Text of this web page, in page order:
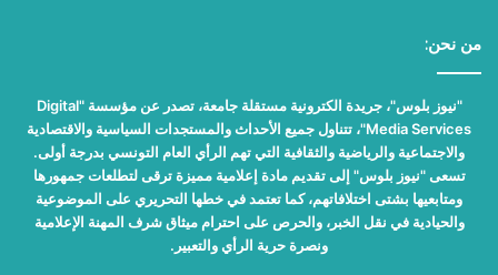
من نحن:
"نيوز بلوس"، جريدة الكترونية مستقلة جامعة، تصدر عن مؤسسة "Digital
Media Services"، تتناول جميع الأحداث والمستجدات السياسية والاقتصادية
والاجتماعية والرياضية والثقافية التي تهم الرأي العام التونسي بدرجة أولى.
تسعى "نيوز بلوس" إلى تقديم مادة إعلامية مميزة ترقى لتطلعات جمهورها
ومتابعيها بشتى اختلافاتهم، كما تعتمد في خطها التحريري على الموضوعية
والحيادية في نقل الخبر، والحرص على احترام ميثاق شرف المهنة الإعلامية
ونصرة حرية الرأي والتعبير.